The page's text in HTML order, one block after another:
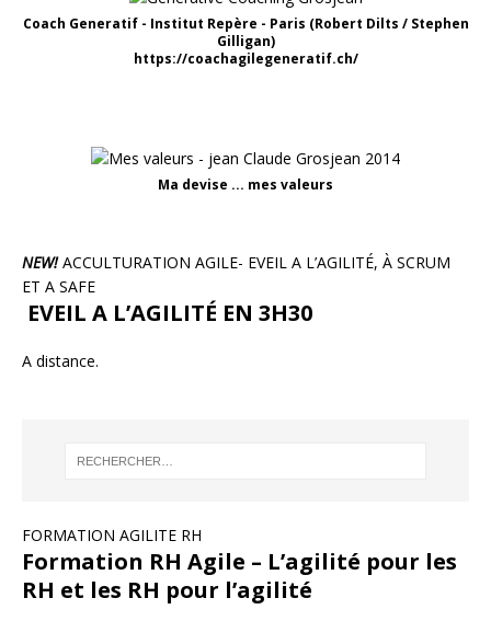
Coach Generatif - Institut Repère - Paris (Robert Dilts / Stephen
Gilligan)
https://coachagilegeneratif.ch/
Ma devise ... mes valeurs
NEW!ACCULTURATION AGILE- EVEIL A L’AGILITÉ, À SCRUM
ET A SAFE
EVEIL A L’AGILITÉ EN 3H30
A distance.
FORMATION AGILITE RH
Formation RH Agile – L’agilité pour les
RH et les RH pour l’agilité